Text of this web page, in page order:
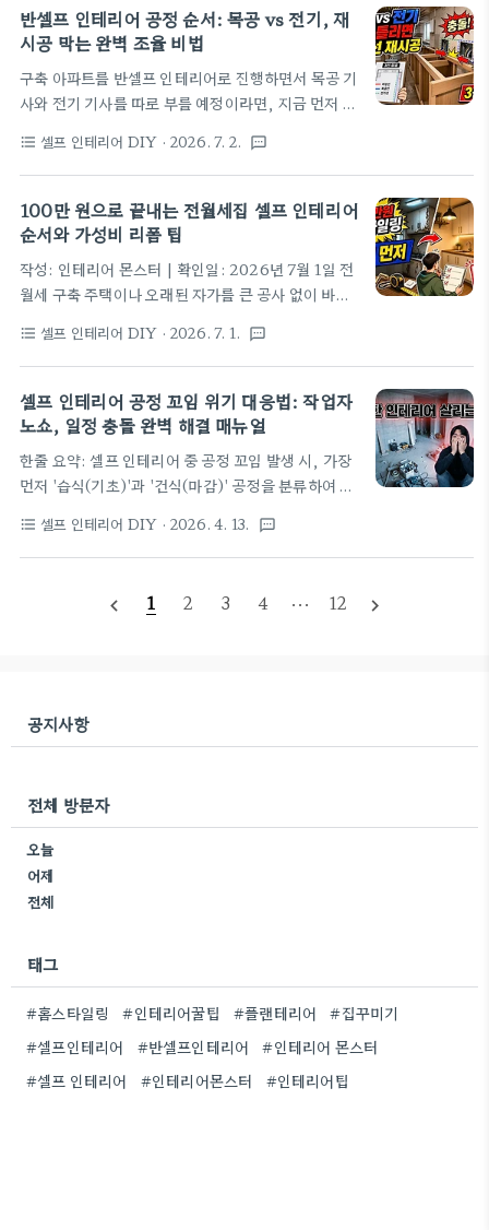
지만, 한 번 하자 가 나면 아랫집 피..
진행하기보다 시공 난이도와 위험 요소를 꼼꼼히 구분
해 실행 가능한 범위부터 시작하는 것이 현명한 비용
정: 전기 배선이나 누수처럼 안전사고 위험이 큰 공사
는 전문가에게 의뢰하고, 페인팅과 소품 배치를 중심
으로 셀프 시공을 계획합니다. 공간 비율 유지: 가구가
실..
반셀프 인테리어 공정 순서: 목공 vs 전기, 재
시공 막는 완벽 조율 비법
구축 아파트를 반셀프 인테리어로 진행하면서 목공 기
사와 전기 기사를 따로 부를 예정이라면, 지금 먼저 정
전기 위치를 나중에 정하면 목공 마감이 다시 뜯길 수
있는가를 기준으로 가전 배치, 전기 배선, 최종 마감
의 기준을 먼저 확정해야 한다. 2026년 7월 2일 기준
으로 확인한 공공기관 자료와 실제 현장 실무 메모를
순서표를 외우는 일이 아니라 후속 공정이 앞 공정을
다시 건드리지 않게 만드는 소통 순서다. 이 글에서는
이를 3대 필수 확정 요소로 정리한다. 핵심 요약 대상:
format_list_bulleted 셀프 인테리어 DIY · 2026. 7. 2. textsms
100만 원으로 끝내는 전월세집 셀프 인테리어
순서와 가성비 리폼 팁
작성: 인테리어 몬스터 | 확인일: 2026년 7월 1일 전
월세 구축 주택이나 오래된 자가를 큰 공사 없이 바꾸
기 안전, 습기 상태, 색상 조합을 먼저 확인해야 한다.
'최소 비용으로 최대 효과를 낼 수 있을까?'라는 질문
에 대한 가장 현실적인 해답은 조명, 표면, 색상 순으
로 변화를 주는 것이다. 2026년 현재 실거주 목적의
저예산 홈스타일링은 공사비를 줄이는 만큼 실패했을
때의 기회비용도 함께 고려해야 한다. 이 글에서는 복
구, 전기, 습기, 색상이라는 네 가지 핵심 키워드를 중
format_list_bulleted 셀프 인테리어 DIY · 2026. 7. 1. textsms
셀프 인테리어 공정 꼬임 위기 대응법: 작업자
노쇼, 일정 충돌 완벽 해결 매뉴얼
한줄 요약: 셀프 인테리어 중 공정 꼬임 발생 시, 가장
먼저 '습식(기초)'과 '건식(마감)' 공정을 분류하여 절
에 대기 보상금을 활용해 후속 작업자와 일정을 조율
하는 것이 위기 대응의 핵심입니다.셀프 인테리어를
은 피할 수 없는 악몽을 겪게 됩니다.앞 공정이 하루
임' 상황은 셀프 인테리어 현장에서 가장 두렵고 스트
레스받는 위기입니다.특히 최근 인건비 상승과 자재
format_list_bulleted 셀프 인테리어 DIY · 2026. 4. 13. textsms
navigate_before 1 2 3 4 ··· 12 navigate_next
공지사항
전체 방문자
오늘
어제
전체
태그
#홈스타일링 #인테리어꿀팁 #플랜테리어
#집꾸미기
#셀프인테리어
#반셀프인테리어
#인테리어 몬스터
#셀프 인테리어
#인테리어몬스터 #인테리어팁